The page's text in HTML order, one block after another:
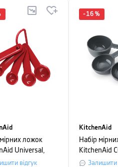
ложок
Universal,
5 шт
відгук
-16 %
KitchenAid
Набір
KitchenAid
сірий, 4 шт
Залишити